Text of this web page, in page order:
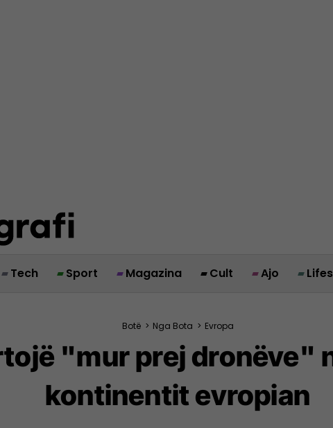
Tech Sport Magazina Cult Ajo
Botë > Nga Bota > Evropa
"mur prej dronëve"
kontinentit evropian